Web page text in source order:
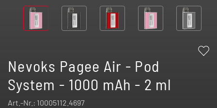
Nevoks Pagee Air - Pod
System - 1000 mAh - 2 ml
Art.-Nr.: 10005112.4697